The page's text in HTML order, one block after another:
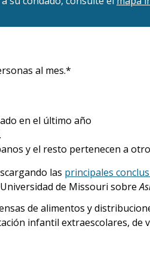
al mes.*
en el último año
y el resto pertenecen a
las principales
de Missouri sobre
de alimentos y
infantil extraescolares, de